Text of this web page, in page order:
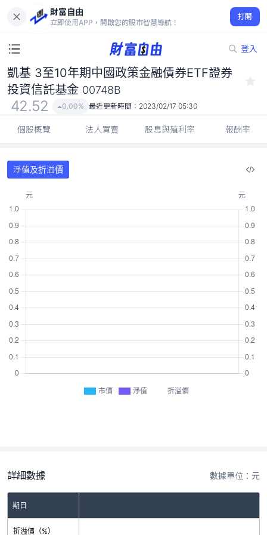
財富自由
立即使用APP，開啟您的股市智慧導航！
打開
登入
凱基 3至10年期中國政策金融債券ETF證券投資信託基金 00748B
42.52
0.00%
凱基 3至10年期中國政策金融債券ETF證券
投資信託基金 00748B
42.52 0.00% 最近更新時間： 2023/02/17 05:30
個股概覽 法人買賣 股息與殖利率 報酬率
淨值及折溢價
市價 淨值 折溢價
詳細數據 數據單位：元
期日
折溢價（%）